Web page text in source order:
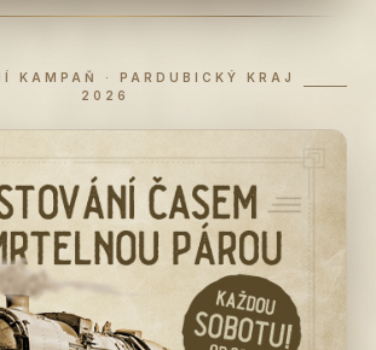
KAMPAŇ · PARDUBICKÝ KRAJ
2026